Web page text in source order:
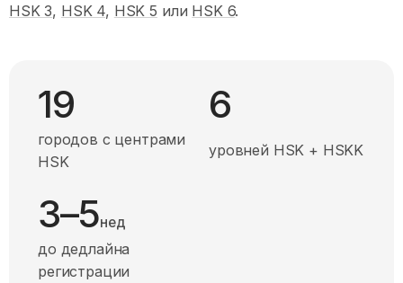
HSK 3, HSK 4, HSK 5 или HSK 6.
городов с центрами HSK
19
городов с центрами
HSK
уровней HSK + HSKK
6
уровней HSK + HSKK
до дедлайна регистрации
3–5нед
до дедлайна
регистрации